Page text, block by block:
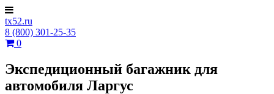
tx52.ru
8 (800) 301-25-35
0
Экспедиционный багажник для
автомобиля Ларгус